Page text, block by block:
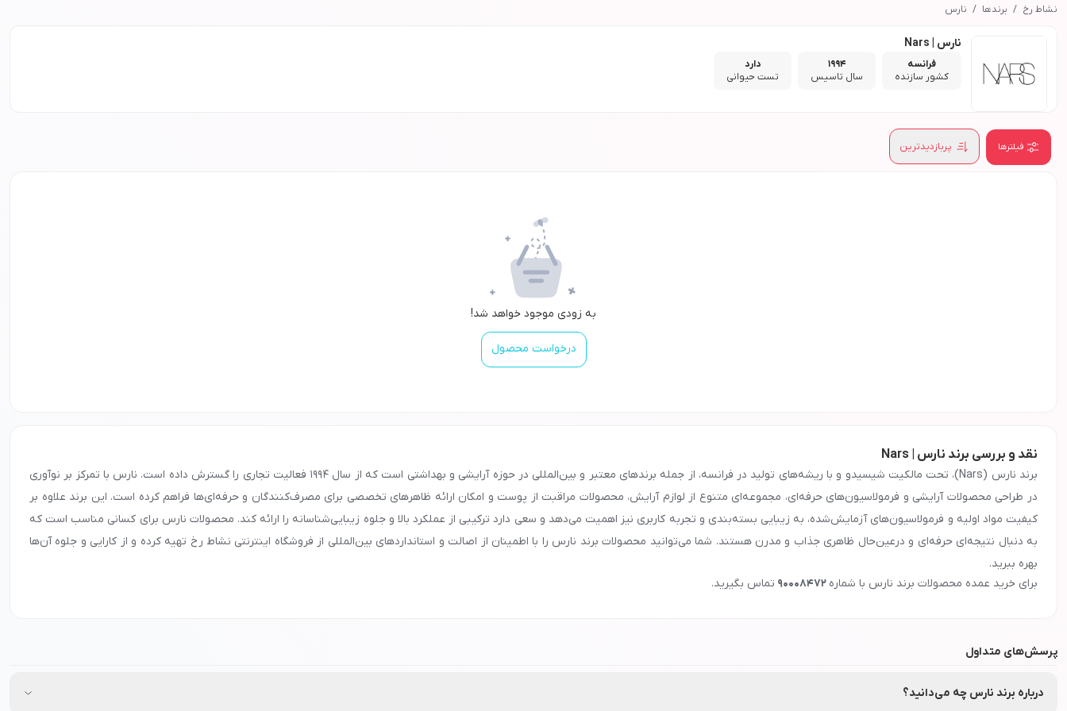
نشاط رخ برندها نارس
نارس | Nars
فرانسه
کشور سازنده
1994
سال تاسیس
دارد
تست حیوانی
فیلترها پربازدیدترین
به زودی موجود خواهد شد!
درخواست محصول
نقد و بررسی برند نارس | Nars
برند نارس (Nars)، تحت مالکیت شیسیدو و با ریشه‌های تولید در فرانسه، از جمله برندهای معتبر و بین‌المللی در حوزه آرایشی و بهداشتی است که از سال ۱۹۹۴ فعالیت تجاری را گسترش داده است. نارس با تمرکز بر نوآوری
در طراحی محصولات آرایشی و فرمولاسیون‌های حرفه‌ای، مجموعه‌ای متنوع از لوازم آرایش، محصولات مراقبت از پوست و امکان ارائه ظاهرهای تخصصی برای مصرف‌کنندگان و حرفه‌ای‌ها فراهم کرده است. این برند علاوه بر
کیفیت مواد اولیه و فرمولاسیون‌های آزمایش‌شده، به زیبایی بسته‌بندی و تجربه کاربری نیز اهمیت می‌دهد و سعی دارد ترکیبی از عملکرد بالا و جلوه زیبایی‌شناسانه را ارائه کند. محصولات نارس برای کسانی مناسب است که
به دنبال نتیجه‌ای حرفه‌ای و درعین‌حال ظاهری جذاب و مدرن هستند. شما می‌توانید محصولات برند نارس را با اطمینان از اصالت و استانداردهای بین‌المللی از فروشگاه اینترنتی نشاط رخ تهیه کرده و از کارایی و جلوه آن‌ها
بهره ببرید.
معرفی و ویژگی‌های برندنارس
برای خرید عمده محصولات برند نارس با شماره 90008472 تماس بگیرید.
پرسش‌های متداول
درباره برند نارس چه می‌دانید؟